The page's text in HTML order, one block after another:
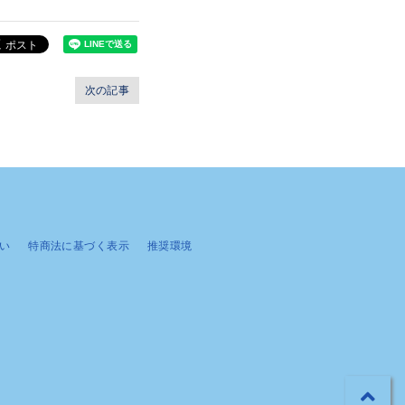
次の記事
特商法に基づく表示 推奨環境